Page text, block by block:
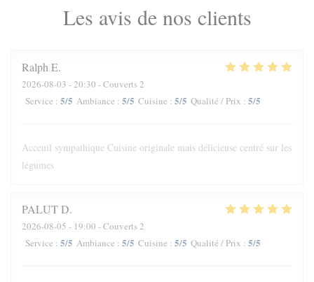
Les avis de nos clients
Ralph E
2026-08-03 - 20:30 - Couverts 2
Service : 5/5 Ambiance : 5/5 Cuisine : 5/5 Qualité / Prix : 5/5
Acceuil sympathique Cuisine originale mais délicieuse centré sur les
légumes
PALUTD
2026-08-05 - 19:00 - Couverts 2
Service : 5/5 Ambiance : 5/5 Cuisine : 5/5 Qualité / Prix : 5/5